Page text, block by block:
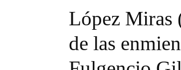
López Miras
de las